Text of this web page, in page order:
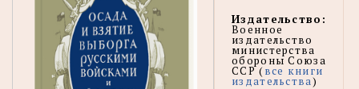
Издательство:
Военное
издательство
министерства
обороны Союза
CCP (все книги
издательства)